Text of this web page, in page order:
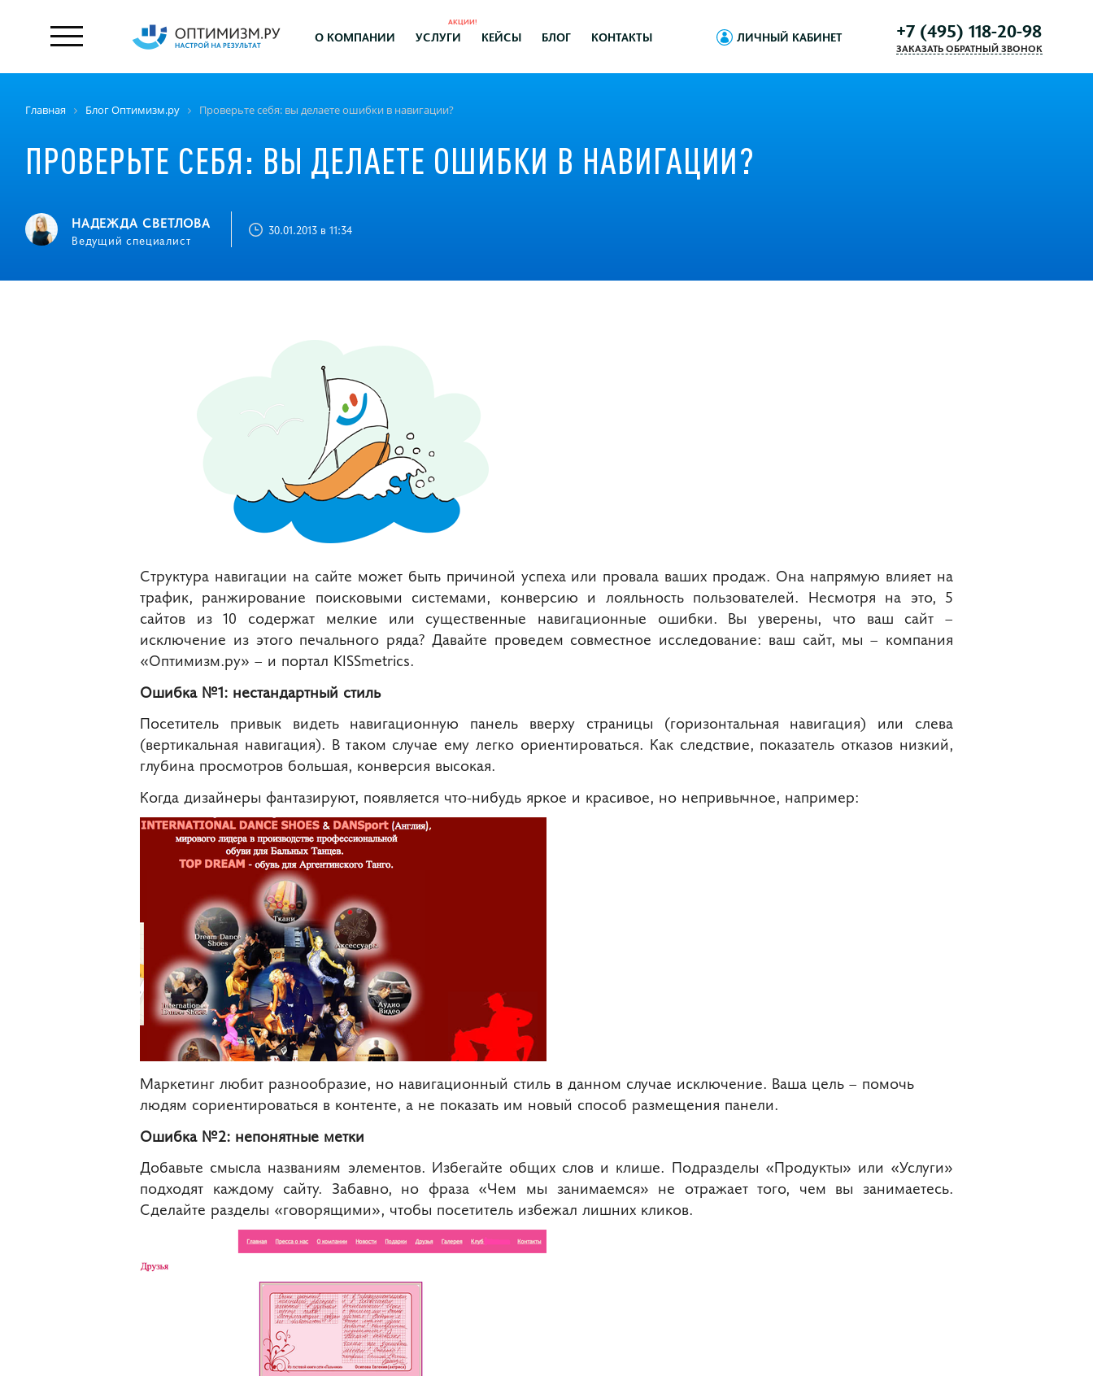
О КОМПАНИИ УСЛУГИ
АКЦИИ!
КЕЙСЫ БЛОГ КОНТАКТЫ ЛИЧНЫЙ КАБИНЕТ +7 (495) 118-20-98
ЗАКАЗАТЬ ОБРАТНЫЙ ЗВОНОК
Главная Блог Оптимизм.ру Проверьте себя: вы делаете ошибки в навигации?
ПРОВЕРЬТЕ СЕБЯ: ВЫ ДЕЛАЕТЕ ОШИБКИ В НАВИГАЦИИ?
НАДЕЖДА СВЕТЛОВА
Ведущий специалист
30.01.2013 в 11:34
Структура навигации на сайте может быть причиной успеха или провала ваших продаж. Она напрямую влияет на
трафик, ранжирование поисковыми системами, конверсию и лояльность пользователей. Несмотря на это, 5
сайтов из 10 содержат мелкие или существенные навигационные ошибки. Вы уверены, что ваш сайт –
исключение из этого печального ряда? Давайте проведем совместное исследование: ваш сайт, мы – компания
«Оптимизм.ру» – и портал KISSmetrics.
Ошибка №1: нестандартный стиль
Посетитель привык видеть навигационную панель вверху страницы (горизонтальная навигация) или слева
(вертикальная навигация). В таком случае ему легко ориентироваться. Как следствие, показатель отказов низкий,
глубина просмотров большая, конверсия высокая.
Когда дизайнеры фантазируют, появляется что-нибудь яркое и красивое, но непривычное, например:
Маркетинг любит разнообразие, но навигационный стиль в данном случае исключение. Ваша цель – помочь
людям сориентироваться в контенте, а не показать им новый способ размещения панели.
Ошибка №2: непонятные метки
Добавьте смысла названиям элементов. Избегайте общих слов и клише. Подразделы «Продукты» или «Услуги»
подходят каждому сайту. Забавно, но фраза «Чем мы занимаемся» не отражает того, чем вы занимаетесь.
Сделайте разделы «говорящими», чтобы посетитель избежал лишних кликов.